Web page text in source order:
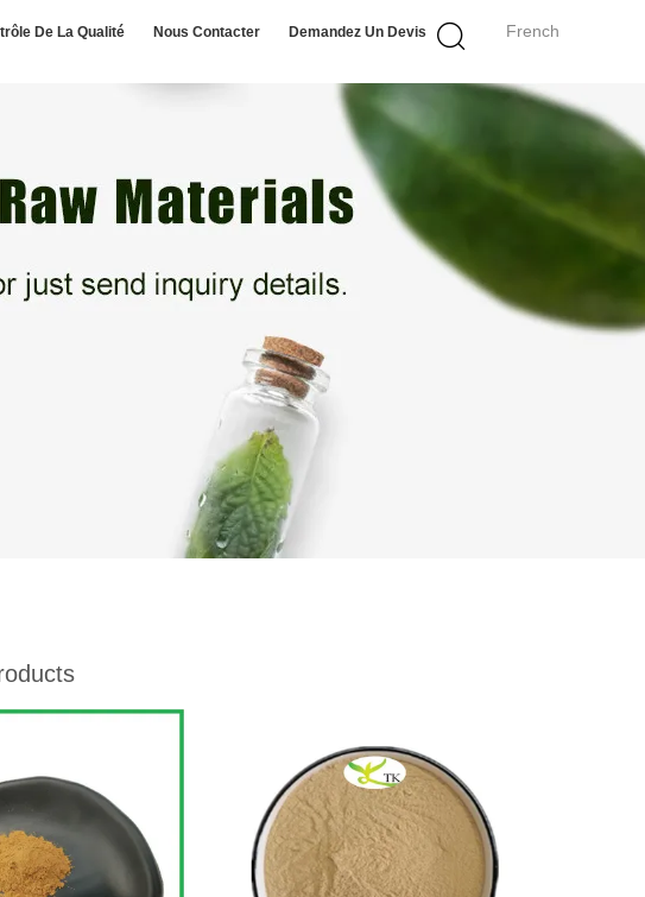
French
De La Qualité Nous Contacter Demandez Un Devis